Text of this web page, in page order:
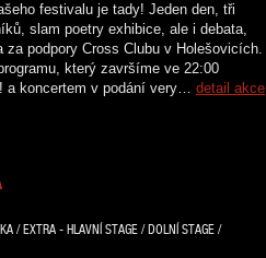
festivalu je tady! Jeden den, tři
slam poetry exhibice, ale i debata,
podpory Cross Clubu v Holešovicích.
který završíme ve 22:00
a koncertem v podání very… detail akce
/ EXTRA - HLAVNÍ STAGE / DOLNÍ STAGE /